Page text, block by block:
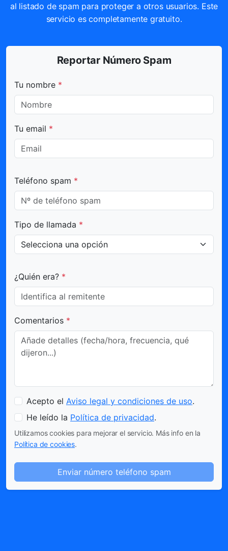
al listado de spam para proteger a otros usuarios. Este
servicio es completamente gratuito.
Reportar Número Spam
Tu nombre *
Tu email *
Teléfono spam *
Tipo de llamada *
¿Quién era? *
Comentarios *
Acepto el Aviso legal y condiciones de uso.
He leído la Política de privacidad.
Utilizamos cookies para mejorar el servicio. Más info en la
Política de cookies.
Enviar número teléfono spam